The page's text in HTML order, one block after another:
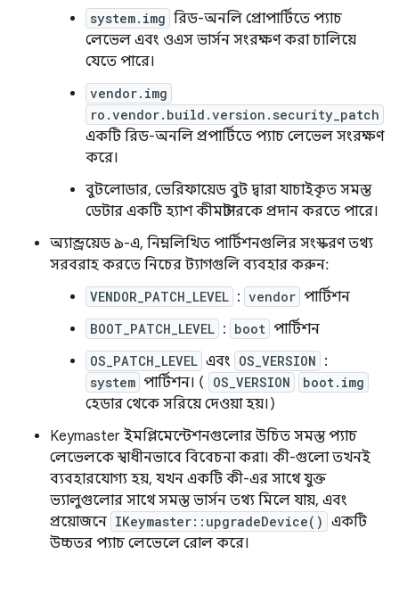
system.img রিড-অনলি প্রোপার্টিতে প্যাচ
লেভেল এবং ওএস ভার্সন সংরক্ষণ করা চালিয়ে
যেতে পারে।
vendor.img
ro.vendor.build.version.security_patch
একটি রিড-অনলি প্রপার্টিতে প্যাচ লেভেল সংরক্ষণ
করে।
বুটলোডার, ভেরিফায়েড বুট দ্বারা যাচাইকৃত সমস্ত
ডেটার একটি হ্যাশ কীমাস্টারকে প্রদান করতে পারে।
অ্যান্ড্রয়েড ৯-এ, নিম্নলিখিত পার্টিশনগুলির সংস্করণ তথ্য
সরবরাহ করতে নিচের ট্যাগগুলি ব্যবহার করুন:
VENDOR_PATCH_LEVEL : vendor পার্টিশন
BOOT_PATCH_LEVEL : boot পার্টিশন
OS_PATCH_LEVEL এবং OS_VERSION :
system পার্টিশন। ( OS_VERSION boot.img
হেডার থেকে সরিয়ে দেওয়া হয়।)
Keymaster ইমপ্লিমেন্টেশনগুলোর উচিত সমস্ত প্যাচ
লেভেলকে স্বাধীনভাবে বিবেচনা করা। কী-গুলো তখনই
ব্যবহারযোগ্য হয়, যখন একটি কী-এর সাথে যুক্ত
ভ্যালুগুলোর সাথে সমস্ত ভার্সন তথ্য মিলে যায়, এবং
প্রয়োজনে IKeymaster::upgradeDevice() একটি
উচ্চতর প্যাচ লেভেলে রোল করে।